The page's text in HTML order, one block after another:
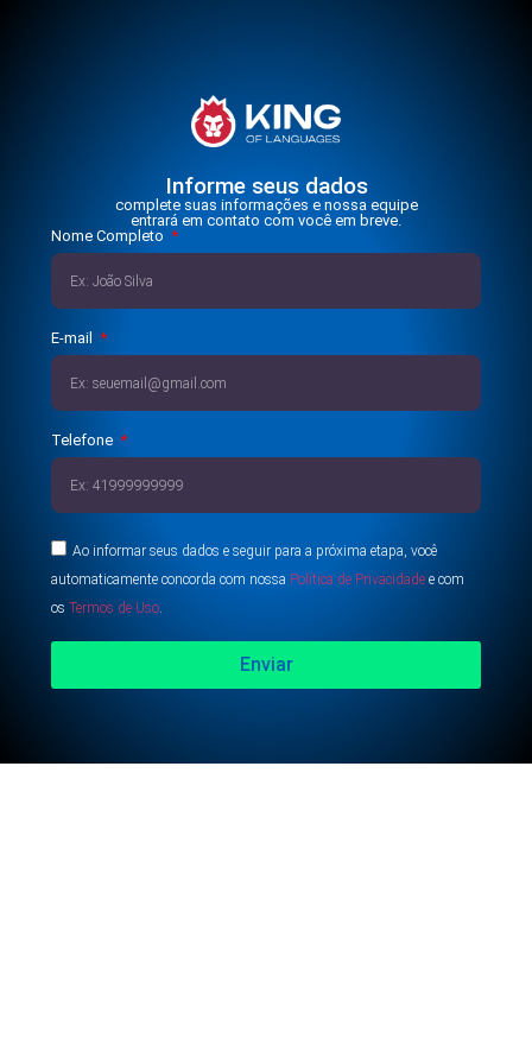
Informe seus dados
complete suas informações e nossa equipe
entrará em contato com você em breve.
Nome Completo
E-mail
Telefone
Ao informar seus dados e seguir para a próxima etapa, você
automaticamente concorda com nossa Política de Privacidade e com
os Termos de Uso.
Enviar